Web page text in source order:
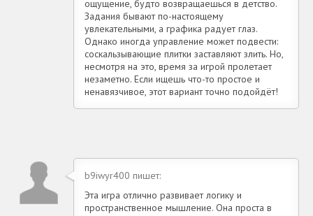
ощущение, будто возвращаешься в детство.
Задания бывают по-настоящему
увлекательными, а графика радует глаз.
Однако иногда управление может подвести:
соскальзывающие плитки заставляют злить. Но,
несмотря на это, время за игрой пролетает
незаметно. Если ищешь что-то простое и
ненавязчивое, этот вариант точно подойдёт!
b9iwyr400 пишет:
Эта игра отлично развивает логику и
пространственное мышление. Она проста в